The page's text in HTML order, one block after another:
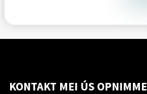
KONTAKT MEI ÚS OPNIMME